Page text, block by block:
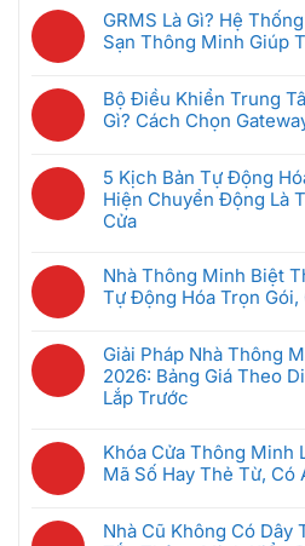
5
Thiết
Nhà
Thông
Minh
Mua
Đầu
Tiên
Bắt
Đầu
5
Triệu)
có
bình
luận
Hệ
Thống
Chung
Cư
Thông
Minh:
Pháp
Nào
Cho
Căn
Hộ
GRMS Là Gì? Hệ
Sạn Thông Minh Giúp
có
bình
GRMS
Là
Gì?
Thống
Quản
Lý
Khách
Sạn
Thông
Giúp
Tiết
Kiệm
Ra
Bộ Điều Khiển Trung
Gì? Cách Chọn
có
bình
luận
ở
Điều
Khiển
Tâm
Nhà
Thông
Minh
Gì?
Cách
Gateway
Phù
5 Kịch Bản Tự Động
Hiện Chuyển Động Là
Cửa
có
bình
luận
5
Kịch
Bản
Động
Hóa
An
Camera
Nhà Thông Minh Biệt
Tự Động Hóa Trọn Gói,
có
bình
luận
ở
Thông
Minh
Thự:
Giải Pháp Nhà Thông
2026: Bảng Giá Theo
Lắp Trước
có
bình
Giải
Khóa Cửa Thông Minh
Mã Số Hay Thẻ Từ, Có
có
Nhà Cũ Không Có Dây